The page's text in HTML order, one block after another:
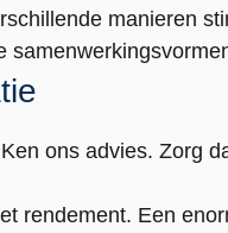
manieren
ons advies. Zorg
rendement. Een